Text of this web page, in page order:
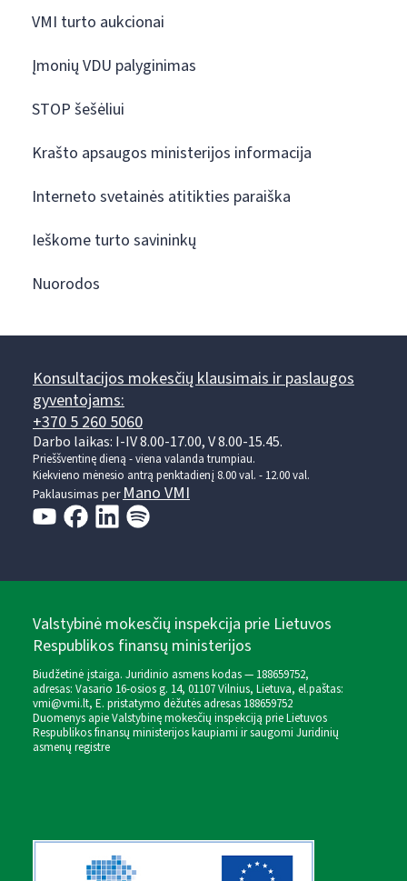
VMI turto aukcionai
Įmonių VDU palyginimas
STOP šešėliui
Krašto apsaugos ministerijos informacija
Interneto svetainės atitikties paraiška
Ieškome turto savininkų
Nuorodos
Konsultacijos mokesčių klausimais ir paslaugos
gyventojams:
+370 5 260 5060
Darbo laikas: I-IV 8.00-17.00, V 8.00-15.45.
Prieššventinę dieną - viena valanda trumpiau.
Kiekvieno mėnesio antrą penktadienį 8.00 val. - 12.00 val.
Paklausimas perMano VMI
Valstybinė mokesčių inspekcija prie Lietuvos
Respublikos finansų ministerijos
Biudžetinė įstaiga. Juridinio asmens kodas — 188659752,
adresas: Vasario 16-osios g. 14, 01107 Vilnius, Lietuva, el.paštas:
vmi@vmi.lt, E. pristatymo dėžutės adresas 188659752
Duomenys apie Valstybinę mokesčių inspekciją prie Lietuvos
Respublikos finansų ministerijos kaupiami ir saugomi Juridinių
asmenų registre